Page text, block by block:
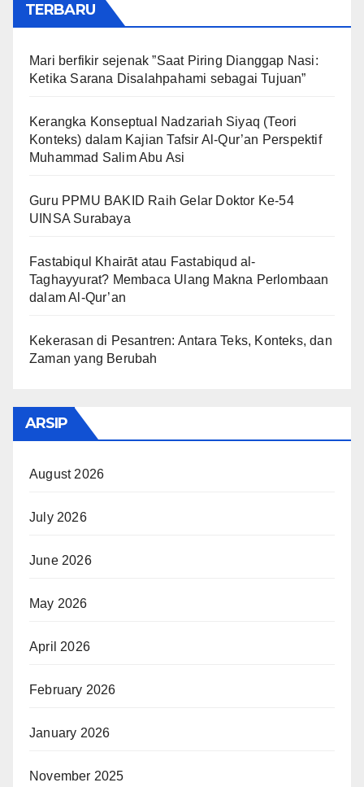
TERBARU
Mari berfikir sejenak ”Saat Piring Dianggap Nasi:
Ketika Sarana Disalahpahami sebagai Tujuan”
Kerangka Konseptual Nadzariah Siyaq (Teori
Konteks) dalam Kajian Tafsir Al-Qur’an Perspektif
Muhammad Salim Abu Asi
Guru PPMU BAKID Raih Gelar Doktor Ke-54
UINSA Surabaya
Fastabiqul Khairāt atau Fastabiqud al-
Taghayyurat? Membaca Ulang Makna Perlombaan
dalam Al-Qur’an
Kekerasan di Pesantren: Antara Teks, Konteks, dan
Zaman yang Berubah
ARSIP
August 2026
July 2026
June 2026
May 2026
April 2026
February 2026
January 2026
November 2025